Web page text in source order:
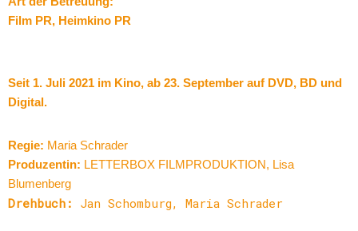
Film PR, Heimkino PR
Seit 1. Juli 2021 im Kino, ab 23. September auf DVD, BD und
Digital.
Regie: Maria Schrader
Produzentin: LETTERBOX FILMPRODUKTION, Lisa
Blumenberg
Drehbuch: Jan Schomburg, Maria Schrader